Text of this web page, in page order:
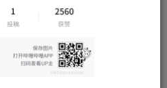
sygu.cc